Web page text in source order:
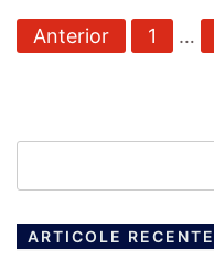
P
a
a
ț
i
Anterior 1 …
ARTICOLE RECENTE